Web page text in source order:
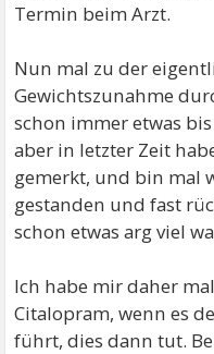
Termin beim Arzt.
Nun mal zu der
Gewichtszunahme
schon immer etwas
aber in letzter Zeit
gemerkt, und bin mal
gestanden und fast
schon etwas arg viel
Ich habe mir daher
Citalopram, wenn es
führt, dies dann tut.